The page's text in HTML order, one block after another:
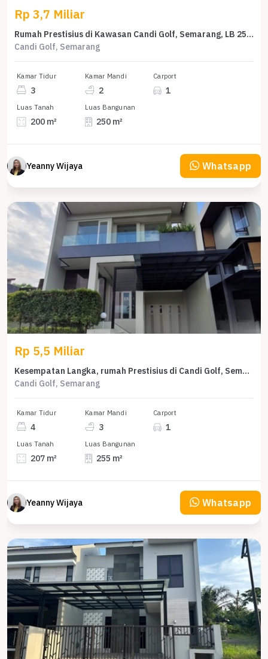
Rp 3,7 Miliar
Rumah Prestisius di Kawasan Candi Golf, Semarang, LB 250m², Harga 3,7 Miliar
Candi Golf, Semarang
Kamar Tidur
3
Kamar Mandi
2
Carport
1
Luas Tanah
200 m²
Luas Bangunan
250 m²
Yeanny Wijaya Whatsapp
Rp 5,5 Miliar
Kesempatan Langka, rumah Prestisius di Candi Golf, Semarang, LB 255m²
Candi Golf, Semarang
Kamar Tidur
4
Kamar Mandi
3
Carport
1
Luas Tanah
207 m²
Luas Bangunan
255 m²
Yeanny Wijaya Whatsapp